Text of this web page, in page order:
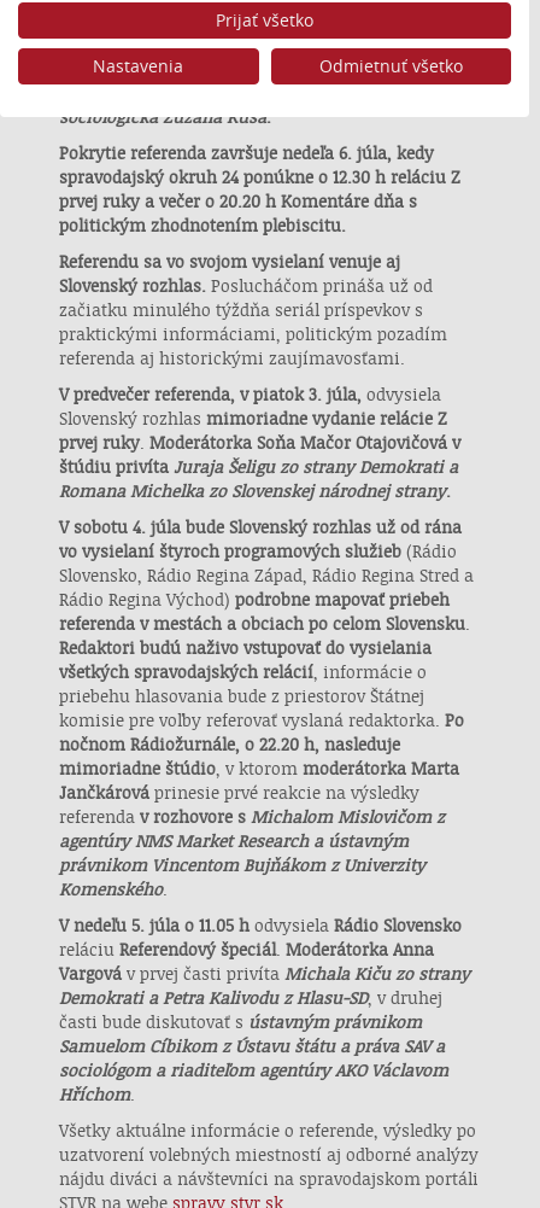
Váš súhlas a zásady používania cookie sa vzťahujú výlučne na túto
Zobraziť zoznam partnerov (1 predajcovia IAB)
Vaše údaje používame na nasledujúce účely:
Účely spracovania IAB:
Uchovávanie alebo prístup k informáciám na
zariadení
Použiť obmedzené údaje na výber reklamy
Vytvoriť profily pre personalizovanú reklamu
Použiť profily na výber personalizovanej
reklamy
Vytvoriť profily na prispôsobenie obsahu
Použiť profily na výber prispôsobeného
obsahu
Meranie výkonnosti obsahu
Pochopiť cieľové skupiny na základe štatistík
alebo spájania údajov z rôznych zdrojov
Vývoj a zlepšovanie služieb
Použitie obmedzených údajov na výber
obsahu
Špeciálne funkcie IAB:
Používanie presných údajov o geografickej
polohe
Identifikácia zariadení na základe aktívne
vyžiadaných informácií
Účely spracovania, ktoré nie sú v kompetencii IAB:
Nevyhnutné
Výkonostné
Funkčné
Reklama
Prijať všetko
Nastavenia Odmietnuť všetko
Eduard Burda, dekan Právnickej fakulty Univerzity
Komenského, Radoslav Procházka, ústavný právnik,
politológovia Jozef Lenč a Erik Láštic, Hugo Gloss z
DEKK inštitútu pre výskum sociálnej kohéziea
sociologička Zuzana Kusá.
Pokrytie referenda završuje nedeľa 6. júla, kedy
spravodajský okruh 24 ponúkne o 12.30 h reláciu Z
prvej ruky a večer o 20.20 h Komentáre dňa s
politickým zhodnotením plebiscitu.
Referendu sa vo svojom vysielaní venuje aj
Slovenský rozhlas. Poslucháčom prináša už od
začiatku minulého týždňa seriál príspevkov s
praktickými informáciami, politickým pozadím
referenda aj historickými zaujímavosťami.
V predvečer referenda, v piatok 3. júla, odvysiela
Slovenský rozhlas mimoriadne vydanie relácie Z
prvej ruky. Moderátorka Soňa Mačor Otajovičová v
štúdiu privíta Juraja Šeligu zo strany Demokrati a
Romana Michelka zo Slovenskej národnej strany.
V sobotu 4. júla bude Slovenský rozhlas už od rána
vo vysielaní štyroch programových služieb (Rádio
Slovensko, Rádio Regina Západ, Rádio Regina Stred a
Rádio Regina Východ) podrobne mapovať priebeh
referenda v mestách a obciach po celom Slovensku.
Redaktori budú naživo vstupovať do vysielania
všetkých spravodajských relácií, informácie o
priebehu hlasovania bude z priestorov Štátnej
komisie pre voľby referovať vyslaná redaktorka. Po
nočnom Rádiožurnále, o 22.20 h, nasleduje
mimoriadne štúdio, v ktorom moderátorka Marta
Jančkárová prinesie prvé reakcie na výsledky
referenda v rozhovore s Michalom Mislovičom z
agentúry NMS Market Research a ústavným
právnikom Vincentom Bujňákom z Univerzity
Komenského.
V nedeľu 5. júla o 11.05 h odvysiela Rádio Slovensko
reláciu Referendový špeciál. Moderátorka Anna
Vargová v prvej časti privíta Michala Kiču zo strany
Demokrati a Petra Kalivodu z Hlasu-SD, v druhej
časti bude diskutovať s ústavným právnikom
Samuelom Cíbikom z Ústavu štátu a práva SAV a
sociológom a riaditeľom agentúry AKO Václavom
Hříchom.
Všetky aktuálne informácie o referende, výsledky po
uzatvorení volebných miestností aj odborné analýzy
nájdu diváci a návštevníci na spravodajskom portáli
STVR na webe spravy.stvr.sk